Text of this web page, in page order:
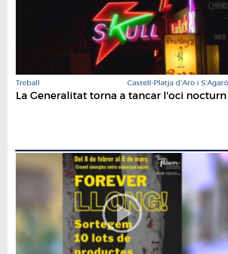
Treball Castell-Platja d'Aro i S'Agaró
La Generalitat torna a tancar l'oci nocturn